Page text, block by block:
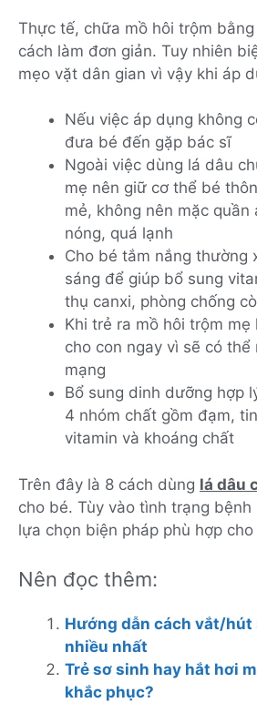
Thực tế, chữa mồ hôi trộm
cách làm đơn giản. Tuy nhiên
mẹo vặt dân gian vì vậy khi áp
Nếu việc áp dụng không
đưa bé đến gặp bác sĩ
Ngoài việc dùng lá dâu
mẹ nên giữ cơ thể bé
mẻ, không nên mặc quần
nóng, quá lạnh
Cho bé tắm nắng thường
sáng để giúp bổ sung
thụ canxi, phòng chống
Khi trẻ ra mồ hôi trộm mẹ
cho con ngay vì sẽ có thể
mạng
Bổ sung dinh dưỡng hợp
4 nhóm chất gồm đạm,
vitamin và khoáng chất
Trên đây là 8 cách dùng lá dâu
cho bé. Tùy vào tình trạng
lựa chọn biện pháp phù hợp cho
Nên đọc thêm:
Hướng dẫn cách vắt/hút
nhiều nhất
Trẻ sơ sinh hay hắt hơi
khắc phục?